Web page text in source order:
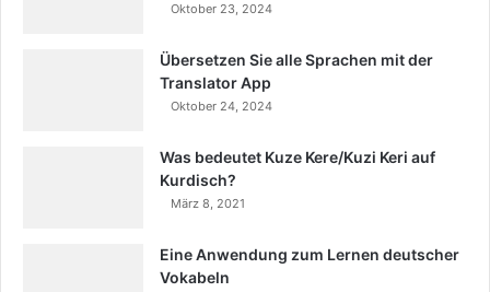
Oktober 23, 2024
Übersetzen Sie alle Sprachen mit der
Translator App
Oktober 24, 2024
Was bedeutet Kuze Kere/Kuzi Keri auf
Kurdisch?
März 8, 2021
Eine Anwendung zum Lernen deutscher
Vokabeln